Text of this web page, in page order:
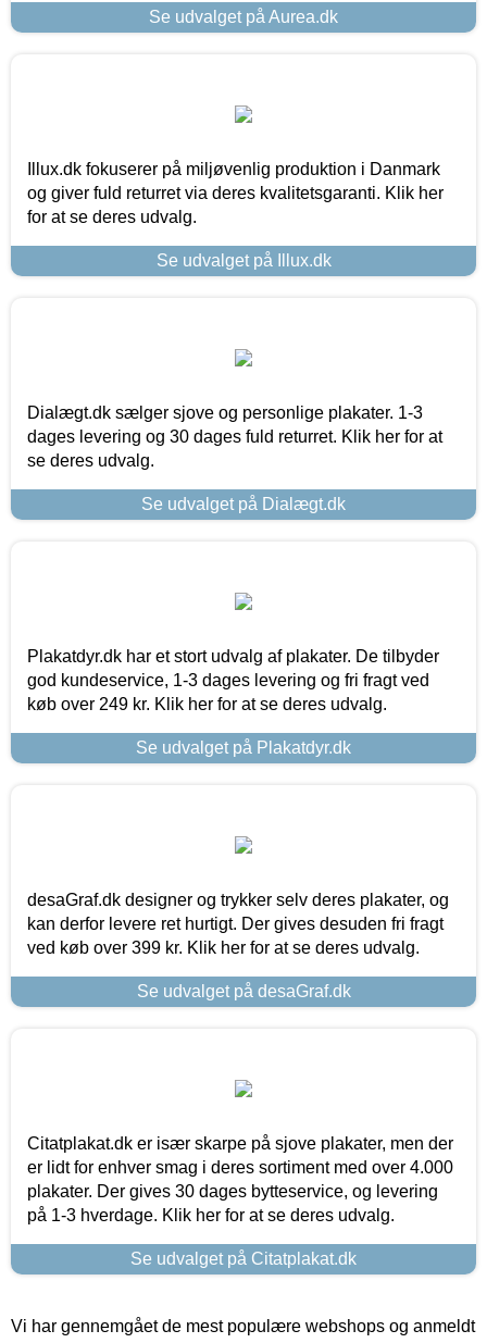
Se udvalget på Aurea.dk
Illux.dk fokuserer på miljøvenlig produktion i Danmark
og giver fuld returret via deres kvalitetsgaranti. Klik her
for at se deres udvalg.
Se udvalget på Illux.dk
Dialægt.dk sælger sjove og personlige plakater. 1-3
dages levering og 30 dages fuld returret. Klik her for at
se deres udvalg.
Se udvalget på Dialægt.dk
Plakatdyr.dk har et stort udvalg af plakater. De tilbyder
god kundeservice, 1-3 dages levering og fri fragt ved
køb over 249 kr. Klik her for at se deres udvalg.
Se udvalget på Plakatdyr.dk
desaGraf.dk designer og trykker selv deres plakater, og
kan derfor levere ret hurtigt. Der gives desuden fri fragt
ved køb over 399 kr. Klik her for at se deres udvalg.
Se udvalget på desaGraf.dk
Citatplakat.dk er især skarpe på sjove plakater, men der
er lidt for enhver smag i deres sortiment med over 4.000
plakater. Der gives 30 dages bytteservice, og levering
på 1-3 hverdage. Klik her for at se deres udvalg.
Se udvalget på Citatplakat.dk
Vi har gennemgået de mest populære webshops og anmeldt